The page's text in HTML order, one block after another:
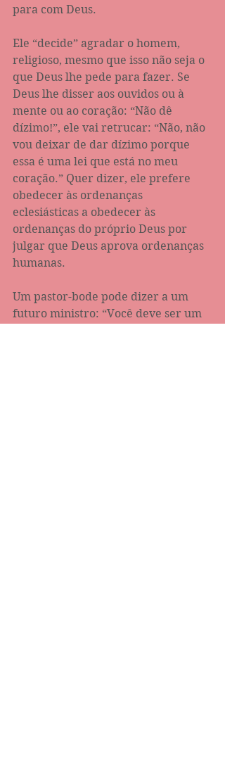
para com Deus.
Ele “decide” agradar o homem,
religioso, mesmo que isso não seja o
que Deus lhe pede para fazer. Se
Deus lhe disser aos ouvidos ou à
mente ou ao coração: “Não dê
dízimo!”, ele vai retrucar: “Não, não
vou deixar de dar dízimo porque
essa é uma lei que está no meu
coração.” Quer dizer, ele prefere
obedecer às ordenanças
eclesiásticas a obedecer às
ordenanças do próprio Deus por
julgar que Deus aprova ordenanças
humanas.
Um pastor-bode pode dizer a um
futuro ministro: “Você deve ser um